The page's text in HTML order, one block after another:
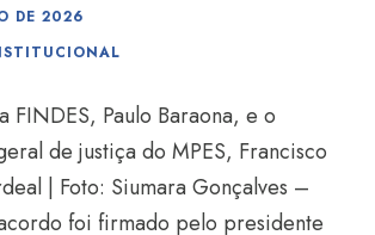
DE 2026
FINDES, Paulo Baraona, e o
de justiça do MPES, Francisco
| Foto: Siumara Gonçalves –
foi firmado pelo presidente